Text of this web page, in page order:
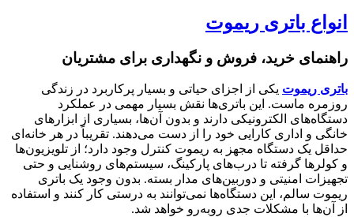
انواع باتری ریموت
راهنمای خرید، فروش و نگهداری برای مشتریان
باتری ریموت یکی از اجزای حیاتی و بسیار پرکاربرد در زندگی
روزمره ماست. این باتری‌ها نقش بسیار مهمی در عملکرد
دستگاه‌های الکترونیکی دارند و بدون آن‌ها، بسیاری از ابزارهای
خانگی و اداری کارایی خود را از دست می‌دهند. تقریباً در هر خانه‌ای
حداقل یک دستگاه مجهز به ریموت کنترل وجود دارد؛ از تلویزیون‌ها
و کولرها گرفته تا درب‌های پارکینگ، سیستم‌های روشنایی و حتی
تجهیزات امنیتی و دوربین‌های مدار بسته. بدون وجود یک باتری
ریموت سالم، این دستگاه‌ها نمی‌توانند به درستی کار کنند و استفاده
از آن‌ها با مشکلات جدی روبه‌رو خواهد شد.